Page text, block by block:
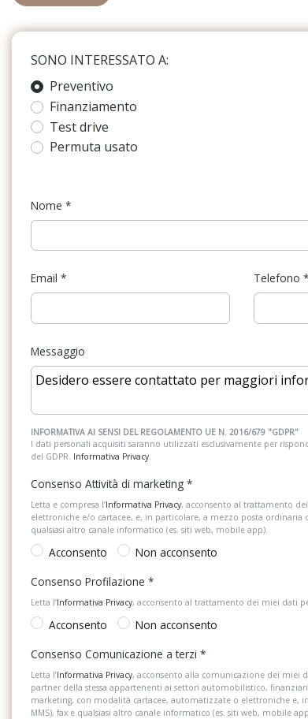
Sistema di assistenza al mantenimento
della corsia
Telecamera posteriore
SONO INTERESSATO A:
Preventivo
Finanziamento
Test drive
Permuta usato
Nome *
Email * Telefono *
Messaggio
INFORMATIVA AI SENSI DEL REGOLAMENTO UE N. 2016/679 "GDPR"
I dati personali acquisiti saranno utilizzati esclusivamente per
del GDPR. Informativa Privacy.
Consenso Attività di marketing *
Letta e compresa l’Informativa Privacy, acconsento al trattamento
elettroniche e/o cartacee, e, in particolare, a mezzo posta ordinaria
qualsiasi altro canale informatico (es. siti web, mobile app).
Acconsento
Non acconsento
Consenso Profilazione *
Letta l’Informativa Privacy, acconsento al trattamento dei miei dati
Acconsento
Non acconsento
Consenso Comunicazione a terzi *
Letta l’Informativa Privacy, acconsento alla comunicazione dei miei
partner della stessa appartenenti ai settori automobilistico,
marketing, con modalità cartacee, automatizzate o elettroniche e,
MMS), fax e qualsiasi altro canale informatico (es. siti web, mobile